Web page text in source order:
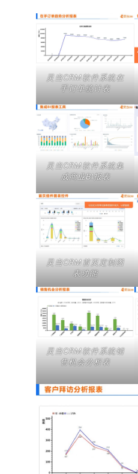
灵当CRM软件系统在
手订单统计表
灵当CRM软件系统集
成商业BI报表
灵当CRM首页定制图
表功能
灵当CRM软件系统销
售机会分析表